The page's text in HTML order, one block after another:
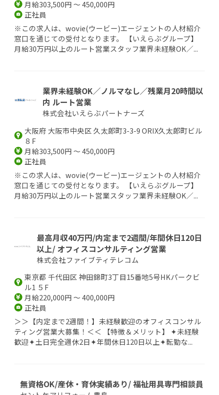
月給303,500円 ～ 450,000円
正社員
※この求人は、wovie(ウービー)エージェントの人材紹介
窓口を通じての受付となります。 【いえらぶグループ】
月給30万円以上のルート営業スタッフ業界未経験OK／...
業界未経験OK／ノルマなし／残業月20時間以
内 ルート営業
株式会社いえらぶパートナーズ
大阪府 大阪市中央区 久太郎町3-3-9 ORIX久太郎町ビル
８F
月給303,500円 ～ 450,000円
正社員
※この求人は、wovie(ウービー)エージェントの人材紹介
窓口を通じての受付となります。 【いえらぶグループ】
月給30万円以上のルート営業スタッフ業界未経験OK／...
最高月収40万円/内定まで2週間/年間休日120日
以上/ オフィスコンサルティング営業
株式会社ファイブティテレコム
東京都 千代田区 神田錦町3丁目15番地5号HKパークビ
ル1 ５F
月給220,000円 ～ 400,000円
正社員
＞＞【内定まで2週間！】未経験歓迎のオフィスコンサル
ティング営業大募集！＜＜ 【特徴＆メリット】 ✦未経験
歓迎✦土日完全週休2日✦年間休日120日以上✦転勤な...
無資格OK/産休・育休実績あり/ 福祉用具専門相談員